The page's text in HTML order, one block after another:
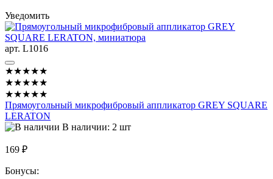
Уведомить
арт. L1016
★★★★★
★★★★★
★★★★★
Прямоугольный микрофибровый аппликатор GREY SQUARE
LERATON
В наличии: 2 шт
169 ₽
Бонусы: